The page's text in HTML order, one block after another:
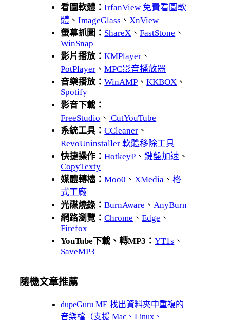
看圖軟體：IrfanView 免費看圖軟
體 、ImageGlass 、 XnView
螢幕抓圖： ShareX 、FastStone 、
WinSnap
影片播放：KMPlayer 、
PotPlayer 、MPC影音播放器
音樂播放：WinAMP 、KKBOX 、
Spotify
影音下載：
FreeStudio 、 CutYouTube
系統工具：CCleaner 、
RevoUninstaller 軟體移除工具
快捷操作：HotkeyP 、鍵盤加速 、
CopyTexty
媒體轉檔：Moo0 、 XMedia 、格
式工廠
光碟燒錄：BurnAware 、 AnyBurn
網路瀏覽：Chrome 、Edge 、
Firefox
YouTube下載、轉MP3：YT1s 、
SaveMP3
隨機文章推薦
dupeGuru ME 找出資料夾中重複的
音樂檔（支援 Mac、Linux、